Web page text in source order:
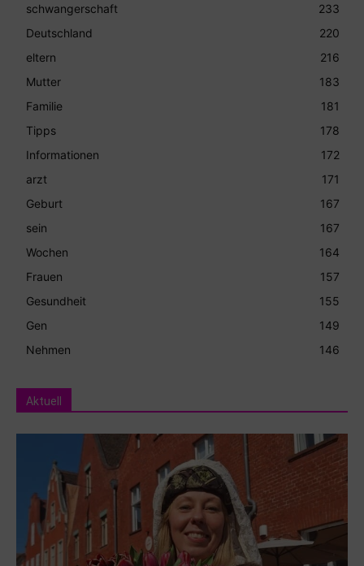
schwangerschaft
233
Deutschland
220
eltern
216
Mutter
183
Familie
181
Tipps
178
Informationen
172
arzt
171
Geburt
167
sein
167
Wochen
164
Frauen
157
Gesundheit
155
Gen
149
Nehmen
146
Aktuell